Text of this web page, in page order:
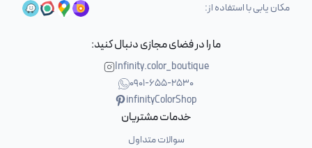
مکان یابی با استفاده از:
ما را در فضای مجازی دنبال کنید:
Infinity.color_boutique
0901-655-2530
infinityColorShop
خدمات مشتریان
سوالات متداول